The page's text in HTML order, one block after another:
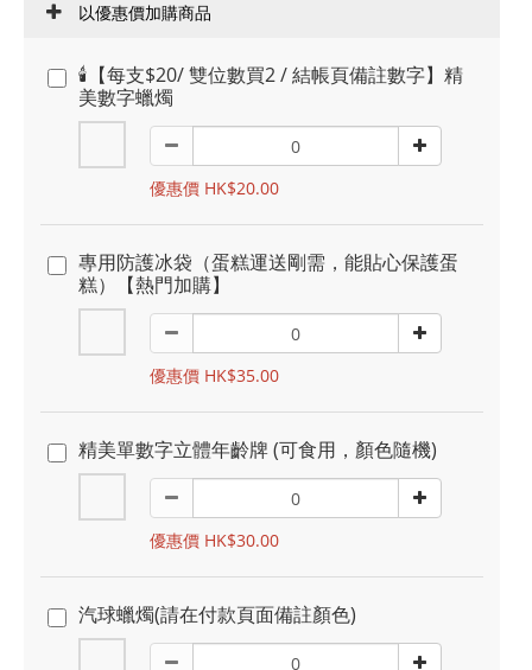
以優惠價加購商品
🕯️【每支$20/ 雙位數買2 / 結帳頁備註數字】精
美數字蠟燭
優惠價 HK$20.00
專用防護冰袋（蛋糕運送剛需，能貼心保護蛋
糕）【熱門加購】
優惠價 HK$35.00
精美單數字立體年齡牌 (可食用，顏色隨機)
優惠價 HK$30.00
汽球蠟燭(請在付款頁面備註顏色)